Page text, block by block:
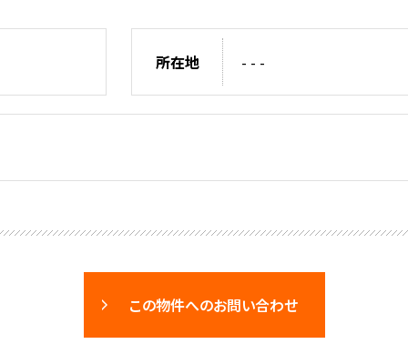
所在地 - - -
この物件へのお問い合わせ